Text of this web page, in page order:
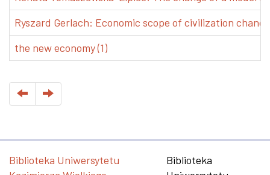
Ryszard Gerlach: Economic scope of civilization
the new economy (1)
Biblioteka Uniwersytetu
Biblioteka